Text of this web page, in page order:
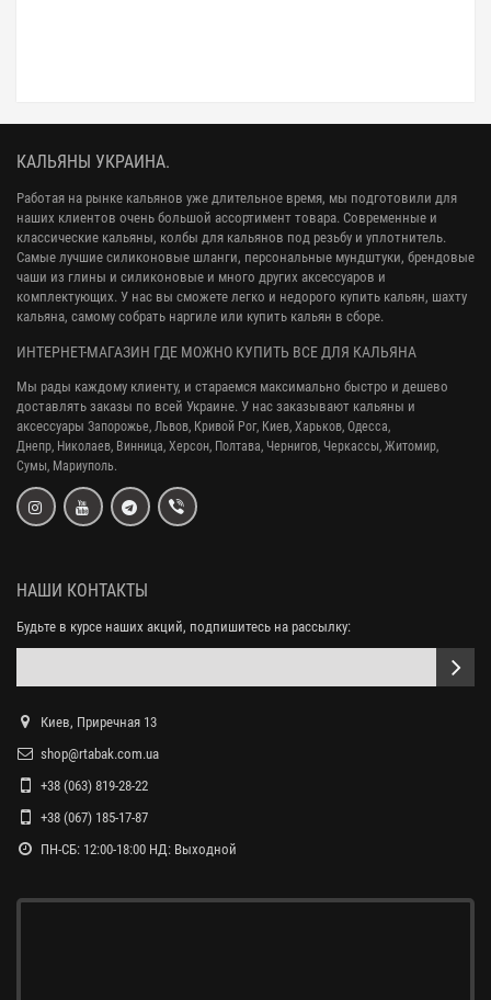
КАЛЬЯНЫ УКРАИНА.
Работая на рынке кальянов уже длительное время, мы подготовили для
наших клиентов очень большой ассортимент товара. Современные и
классические кальяны, колбы для кальянов под резьбу и уплотнитель.
Самые лучшие силиконовые шланги, персональные мундштуки, брендовые
чаши из глины и силиконовые и много других аксессуаров и
комплектующих. У нас вы сможете легко и недорого купить кальян, шахту
кальяна, самому собрать наргиле или купить кальян в сборе.
ИНТЕРНЕТ-МАГАЗИН ГДЕ МОЖНО КУПИТЬ ВСЕ ДЛЯ КАЛЬЯНА
Мы рады каждому клиенту, и стараемся максимально быстро и дешево
доставлять заказы по всей Украине. У нас заказывают кальяны и
аксессуары Запорожье, Львов, Кривой Рог, Киев, Харьков, Одесса,
Днепр, Николаев, Винница, Херсон, Полтава, Чернигов, Черкассы, Житомир,
Сумы, Мариуполь.
НАШИ КОНТАКТЫ
Будьте в курсе наших акций, подпишитесь на рассылку:
Киев, Приречная 13
shop@rtabak.com.ua
+38 (063) 819-28-22
+38 (067) 185-17-87
ПН-СБ: 12:00-18:00 НД: Выходной